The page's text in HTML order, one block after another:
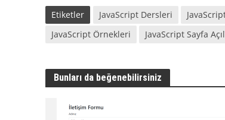
Etiketler JavaScript Dersleri
JavaScript Örnekleri
JavaScript Sayfa
Bunları da beğenebilirsiniz